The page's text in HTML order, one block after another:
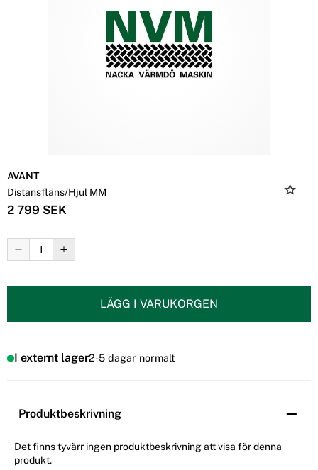
AVANT
Distansfläns/Hjul MM
2 799 SEK
LÄGG I VARUKORGEN
I externt lager2-5 dagar normalt
Produktbeskrivning
Det finns tyvärr ingen produktbeskrivning att visa för denna
produkt.